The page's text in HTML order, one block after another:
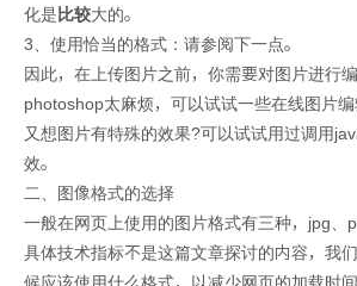
化是 比较大的。
3、使用恰当的格式：请参阅下一点。
因此，在上传图片之前，你需要对图片进行
photoshop太麻烦，可以试试一些在线图片
又想图片有特殊的效果?可以试试用过调用
效。
二、图像格式的选择
一般在网页上使用的图片格式有三种，jpg、
具体技术指标不是这篇文章探讨的内容，我
候应该使用什么格式，以减少网页的加载时间